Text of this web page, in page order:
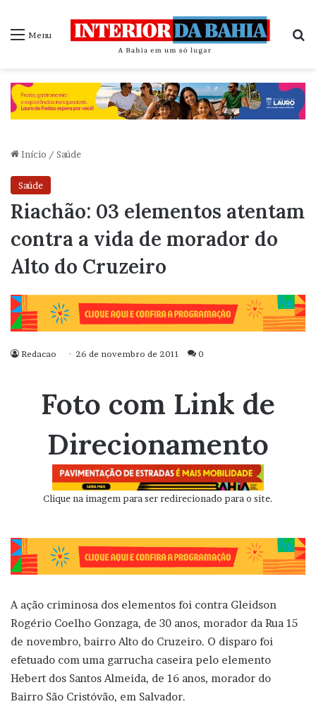
Menu
Início / Saúde
Saúde
Riachão: 03 elementos atentam
contra a vida de morador do
Alto do Cruzeiro
Redacao 26 de novembro de 2011 0
Foto com Link de
Direcionamento
Clique na imagem para ser redirecionado para o site.
A ação criminosa dos elementos foi contra Gleidson
Rogério Coelho Gonzaga, de 30 anos, morador da Rua 15
de novembro, bairro Alto do Cruzeiro. O disparo foi
efetuado com uma garrucha caseira pelo elemento
Hebert dos Santos Almeida, de 16 anos, morador do
Bairro São Cristóvão, em Salvador.